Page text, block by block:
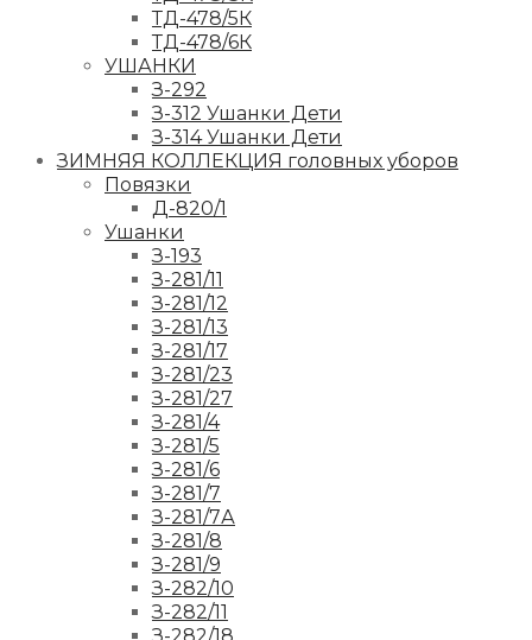
ТД-478/5К
ТД-478/6К
УШАНКИ
З-292
З-312 Ушанки Дети
З-314 Ушанки Дети
ЗИМНЯЯ КОЛЛЕКЦИЯ головных уборов
Повязки
Д-820/1
Ушанки
З-193
З-281/11
З-281/12
З-281/13
З-281/17
З-281/23
З-281/27
З-281/4
З-281/5
З-281/6
З-281/7
З-281/7А
З-281/8
З-281/9
З-282/10
З-282/11